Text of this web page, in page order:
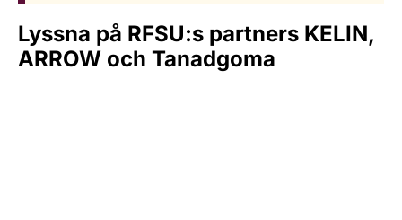
Lyssna på RFSU:s partners KELIN,
ARROW och Tanadgoma